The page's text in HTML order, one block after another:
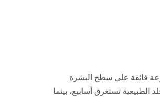
فائقة على سطح البشرة
الطبيعية تستغرق أسابيع، بينما